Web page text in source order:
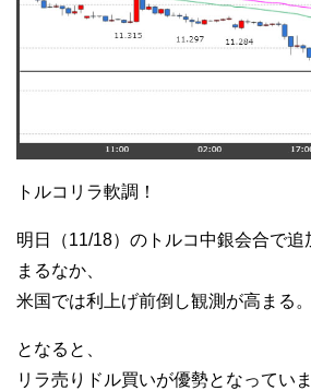
トルコリラ軟調！
明日（11/18）のトルコ中銀会合で追
まるなか、
米国では利上げ前倒し観測が高まる。
となると、
リラ売りドル買いが優勢となっていま